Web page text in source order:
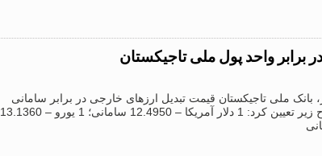
برابر واحد پول ملی تاجیکستان
/”خاور”/. امروز، بانک ملی تاجیکستان قیمت تبدیل ارزهای خارجی در برابر سامانی
(واحد پول ملی تاجیکستان) را به شرح زیر تعیین کرد: 1 دلار آمریکا – 12.4950 سامانی؛ 1 یورو – 13.1360